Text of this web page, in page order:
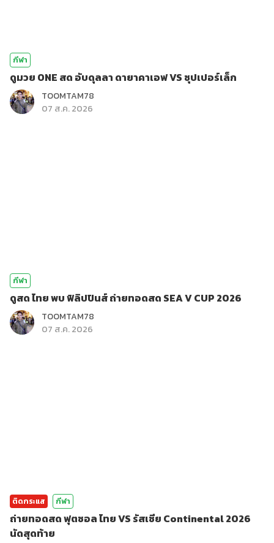
กีฬา
ดูมวย ONE สด อับดุลลา ดายาคาเอฟ VS ซุปเปอร์เล็ก
TOOMTAM78
07 ส.ค. 2026
กีฬา
ดูสด ไทย พบ ฟิลิปปินส์ ถ่ายทอดสด SEA V CUP 2026
TOOMTAM78
07 ส.ค. 2026
ติดกระแส กีฬา
ถ่ายทอดสด ฟุตซอล ไทย VS รัสเซีย Continental 2026
นัดสุดท้าย